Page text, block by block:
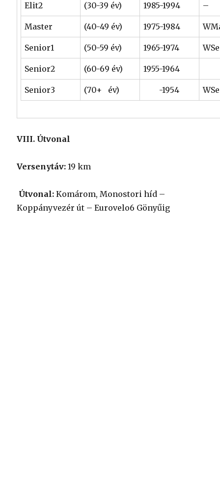
Elit2 (30-39 év) 1985-1994 –
Master (40-49 év) 1975-1984
Senior1 (50-59 év) 1965-1974
Senior2 (60-69 év) 1955-1964
Senior3 (70+ év) -1954
VIII. Útvonal
Versenytáv: 19 km
Útvonal: Komárom, Monostori híd –
Koppányvezér út – Eurovelo6 Gönyűig